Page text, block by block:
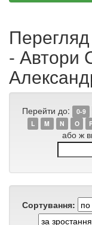
- Автори
Перейти до: 0-9
L
M N O
або ж
Сортування: